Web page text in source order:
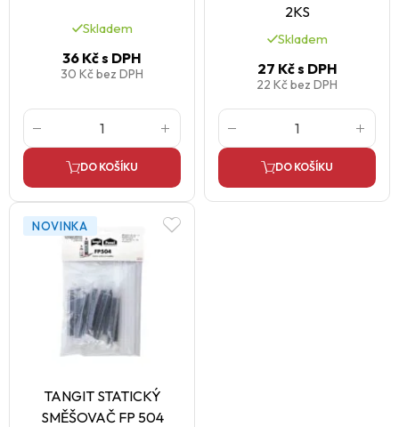
Skladem
36 Kčs DPH
30 Kčbez DPH
DO KOŠÍKU
2KS
Skladem
27 Kčs DPH
22 Kčbez DPH
DO KOŠÍKU
NOVINKA
TANGIT STATICKÝ
SMĚŠOVAČ FP 504